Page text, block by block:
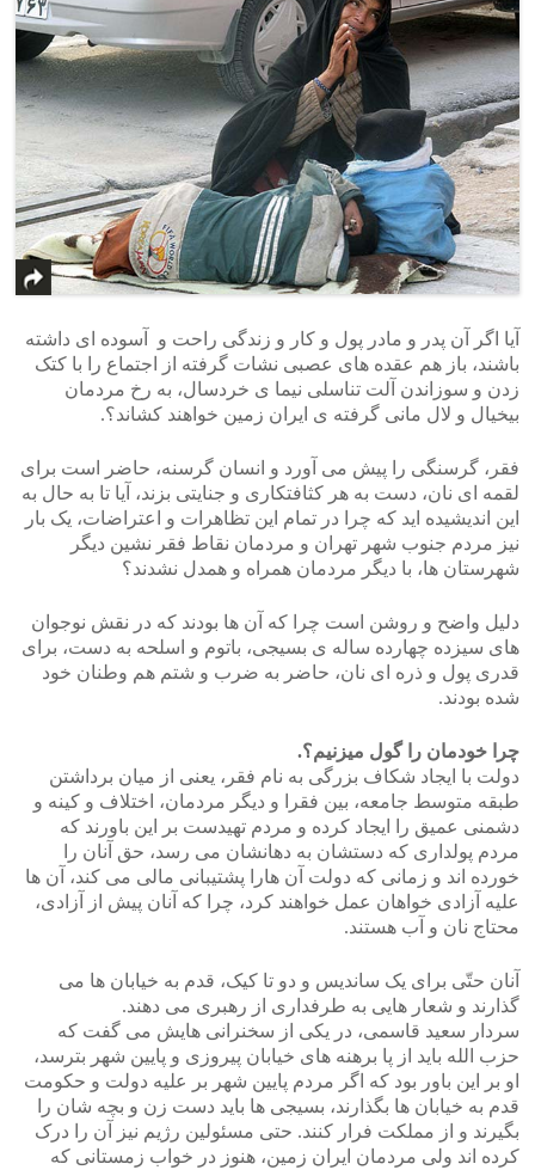
آیا اگر آن پدر و مادر پول و کار و زندگی راحت و آسوده ای داشته
باشند، باز هم عقده های عصبی نشات گرفته از اجتماع را با کتک
زدن و سوزاندن آلت تناسلی نیما ی خردسال، به رخ مردمان
بیخیال و لال مانی گرفته ی ایران زمین خواهند کشاند؟.
فقر، گرسنگی را پیش می آورد و انسان گرسنه، حاضر است برای
لقمه ای نان، دست به هر کثافتکاری و جنایتی بزند، آیا تا به حال به
این اندیشیده اید که چرا در تمام این تظاهرات و اعتراضات، یک بار
نیز مردم جنوب شهر تهران و مردمان نقاط فقر نشین دیگر
شهرستان ها، با دیگر مردمان همراه و همدل نشدند؟
دلیل واضح و روشن است چرا که آن ها بودند که در نقش نوجوان
های سیزده چهارده ساله ی بسیجی، باتوم و اسلحه به دست، برای
قدری پول و ذره ای نان، حاضر به ضرب و شتم هم وطنان خود
شده بودند.
چرا خودمان را گول میزنیم؟.
دولت با ایجاد شکاف بزرگی به نام فقر، یعنی از میان برداشتن
طبقه متوسط جامعه، بین فقرا و دیگر مردمان، اختلاف و کینه و
دشمنی عمیق را ایجاد کرده و مردم تهیدست بر این باورند که
مردم پولداری که دستشان به دهانشان می رسد، حق آنان را
خورده اند و زمانی که دولت آن هارا پشتیبانی مالی می کند، آن ها
علیه آزادی خواهان عمل خواهند کرد، چرا که آنان پیش از آزادی،
محتاج نان و آب هستند.
آنان حتّی برای یک ساندیس و دو تا کیک، قدم به خیابان ها می
گذارند و شعار هایی به طرفداری از رهبری می دهند.
سردار سعید قاسمی، در یکی از سخنرانی هایش می گفت که
حزب الله باید از پا برهنه های خیابان پیروزی و پایین شهر بترسد،
او بر این باور بود که اگر مردم پایین شهر بر علیه دولت و حکومت
قدم به خیابان ها بگذارند، بسیجی ها باید دست زن و بچه شان را
بگیرند و از مملکت فرار کنند. حتی مسئولین رژیم نیز آن را درک
کرده اند ولی مردمان ایران زمین، هنوز در خواب زمستانی که
<
>